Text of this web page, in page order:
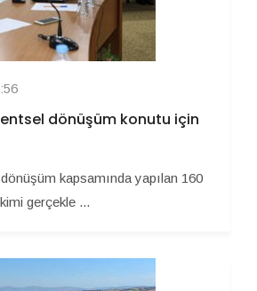
dönüşüm konutu için
kapsamında yapılan 160
gerçekle ...